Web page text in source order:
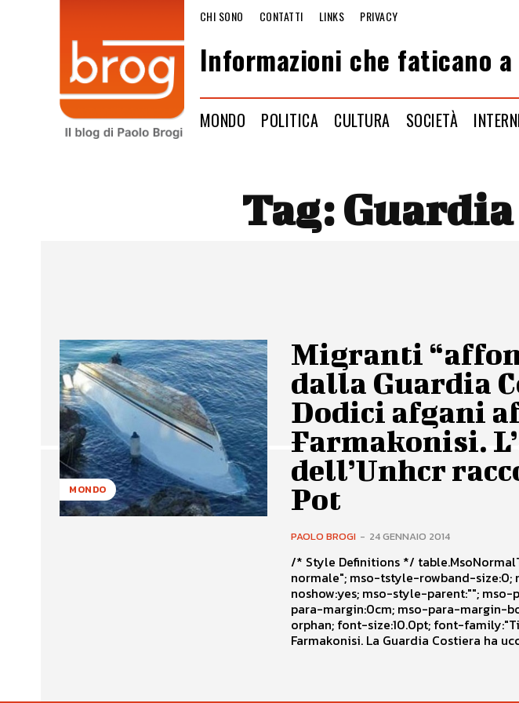
CHI SONO CONTATTI LINKS PRIVACY
Informazioni che faticano
MONDO POLITICA CULTURA SOCIETÀ
Tag:
MONDO
Migranti
dalla Guardia
Dodici afgani
Farmakonisi.
dell’Unhcr
Pot
PAOLO BROGI - 24 GENNAIO 2014
/* Style Definitions */ table.MsoNormalTable {mso-style-name:"Tabella
normale"; mso-tstyle-rowband-size:0; mso-tstyle-colband-size:0; mso-style-
noshow:yes; mso-style-parent:""; mso-padding-alt:0cm 5.4pt 0cm 5.4pt; mso-
para-margin:0cm; mso-para-margin-bottom:.0001pt; mso-pagination:widow-
orphan; font-size:10.0pt; font-family:"Times New Roman";} Grecia - Naufragio
Farmakonisi. La Guardia Costiera ha